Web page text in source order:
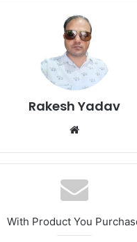
Rakesh Yadav
b
s
i
e
With Product You